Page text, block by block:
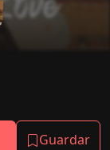
Guardar